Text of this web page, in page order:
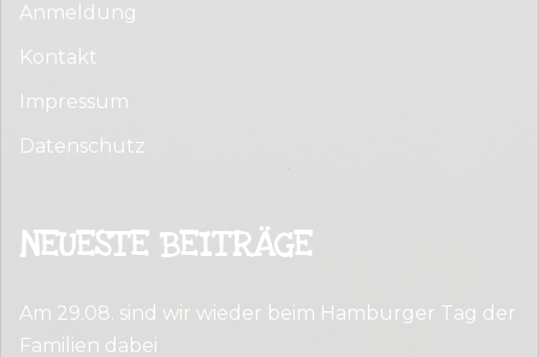
Anmeldung
Kontakt
Impressum
Datenschutz
NEUESTE BEITRÄGE
Am 29.08. sind wir wieder beim Hamburger Tag der
Familien dabei